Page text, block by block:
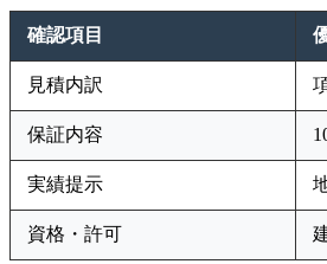
確認項目
見積内訳
保証内容
実績提示
資格・許可